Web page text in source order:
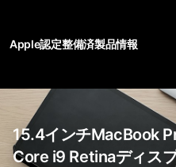
Apple認定整備済製品情報
15.4インチMacBook
Core i9 Retinaディス